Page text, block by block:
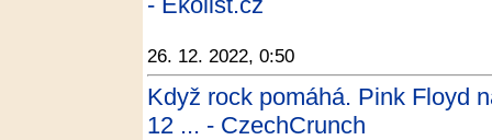
26. 12. 2022, 0:50
Když rock pomáhá. Pink Floyd
12 ... - CzechCrunch